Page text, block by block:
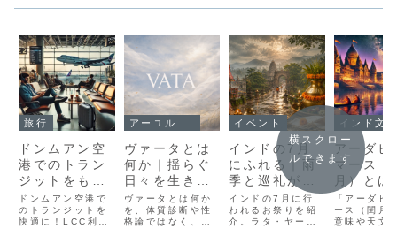
旅行
ドンムアン空
港でのトラン
ジットをもっ
と楽しもう！
空港内のみで
待ち時間を有
ドンムアン空港で
のトランジットを
快適に！LCC利用
ヴァータとは
何か｜揺らぐ
日々を生きる
ためのアーユ
ルヴェーダ入
門
ヴァータとは何か
を、体質診断や性
格論ではなく、ア
イベント
インドの7月
にふれる｜雨
季と巡礼が深
まるお祭りカ
レンダー
インドの7月に行
われるお祭りを紹
介。ラタ・ヤート
インド文
アーダヒ
マース（
月）とは
ンド文化
ける特別
「アーダヒ
ース（閏月
意味や天文
横スクロー
ルできます